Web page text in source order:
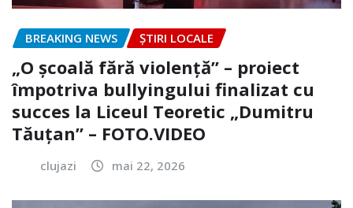
BREAKING NEWS ȘTIRI LOCALE
„O școală fără violență” – proiect
împotriva bullyingului finalizat cu
succes la Liceul Teoretic „Dumitru
Tăuțan” – FOTO.VIDEO
clujazi mai 22, 2026